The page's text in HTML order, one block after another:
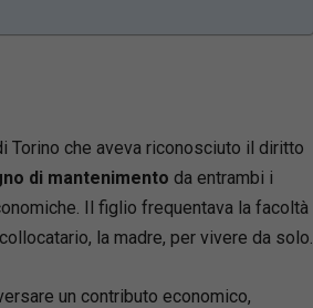
Torino che aveva riconosciuto il diritto
di mantenimento da entrambi i
Il figlio frequentava la facoltà
la madre, per vivere da solo.
un contributo economico,